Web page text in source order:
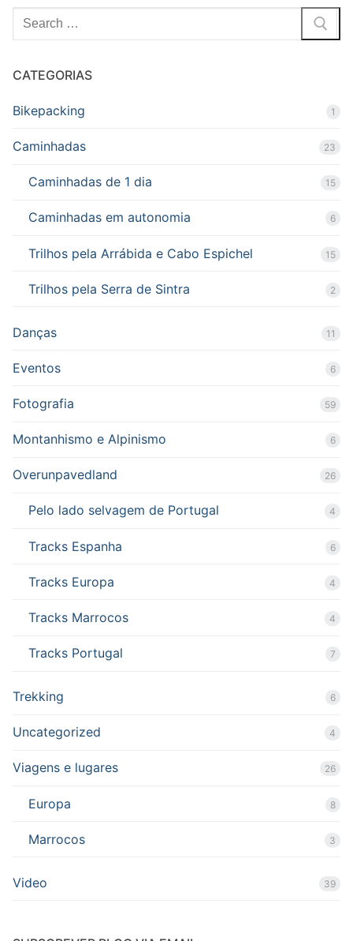
Pesquisar
por:
CATEGORIAS
Bikepacking 1
Caminhadas 23
Caminhadas de 1 dia 15
Caminhadas em autonomia 6
Trilhos pela Arrábida e Cabo Espichel 15
Trilhos pela Serra de Sintra 2
Danças 11
Eventos 6
Fotografia 59
Montanhismo e Alpinismo 6
Overunpavedland 26
Pelo lado selvagem de Portugal 4
Tracks Espanha 6
Tracks Europa 4
Tracks Marrocos 4
Tracks Portugal 7
Trekking 6
Uncategorized 4
Viagens e lugares 26
Europa 8
Marrocos 3
Video 39